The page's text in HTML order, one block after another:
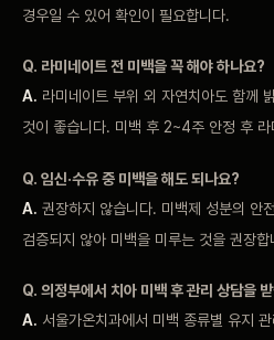
경우일 수 있어 확인이 필요합니다.
Q. 라미네이트 전 미백을 꼭 해야 하나요?
A. 라미네이트 부위 외 자연치아도 함께
것이 좋습니다. 미백 후 2~4주 안정 후 라
Q. 임신·수유 중 미백을 해도 되나요?
A. 권장하지 않습니다. 미백제 성분의 안
검증되지 않아 미백을 미루는 것을 권장합
Q. 의정부에서 치아 미백 후 관리 상담을
A. 서울가온치과에서 미백 종류별 유지